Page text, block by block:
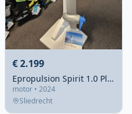
€ 2.199
Epropulsion Spirit 1.0 Plus
motor • 2024
Sliedrecht